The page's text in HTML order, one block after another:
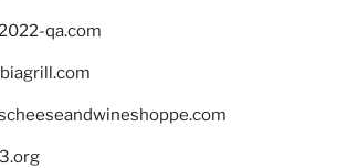
qa.com